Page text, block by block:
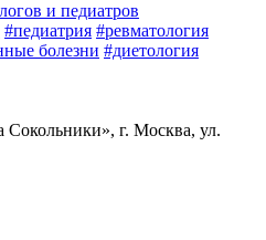
и педиатров
#педиатрия #ревматология
болезни #диетология
г. Москва, ул.